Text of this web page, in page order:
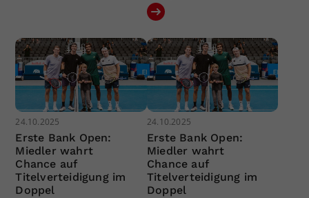
24.10.2025
Erste Bank Open:
Miedler wahrt
Chance auf
Titelverteidigung im
Doppel
24.10.2025
Erste Bank Open:
Miedler wahrt
Chance auf
Titelverteidigung im
Doppel